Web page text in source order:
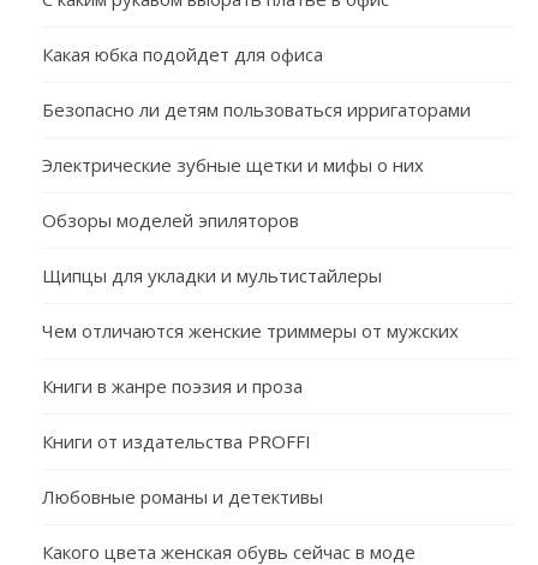
Какая юбка подойдет для офиса
Безопасно ли детям пользоваться ирригаторами
Электрические зубные щетки и мифы о них
Обзоры моделей эпиляторов
Щипцы для укладки и мультистайлеры
Чем отличаются женские триммеры от мужских
Книги в жанре поэзия и проза
Книги от издательства PROFFI
Любовные романы и детективы
Какого цвета женская обувь сейчас в моде